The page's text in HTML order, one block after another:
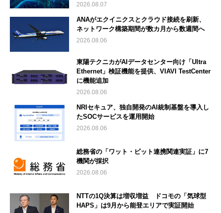
2026.08.07
ANAがエクイニクスとクラウド接続を刷新、
ネットワーク構築期間が数カ月から数週間へ
2026.08.06
東陽テクニカがAIデータセンター向け「Ultra
Ethernet」検証機能を提供、VIAVI TestCenter
に機能追加
2026.08.06
NRIセキュア、独自開発のAI統制基盤を導入し
たSOCサービスを運用開始
2026.08.06
総務省の「ワット・ビット連携関連実証」に7
機関が採択
2026.08.06
NTTの1Q決算は増収増益 ドコモの「気球型
HAPS」は9月から能登エリアで実証開始